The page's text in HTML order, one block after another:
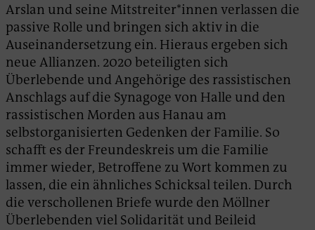
Arslan und seine Mitstreiter*innen verlassen die
passive Rolle und bringen sich aktiv in die
Auseinandersetzung ein. Hieraus ergeben sich
neue Allianzen. 2020 beteiligten sich
Überlebende und Angehörige des rassistischen
Anschlags auf die Synagoge von Halle und den
rassistischen Morden aus Hanau am
selbstorganisierten Gedenken der Familie. So
schafft es der Freundeskreis um die Familie
immer wieder, Betroffene zu Wort kommen zu
lassen, die ein ähnliches Schicksal teilen. Durch
die verschollenen Briefe wurde den Möllner
Überlebenden viel Solidarität und Beileid